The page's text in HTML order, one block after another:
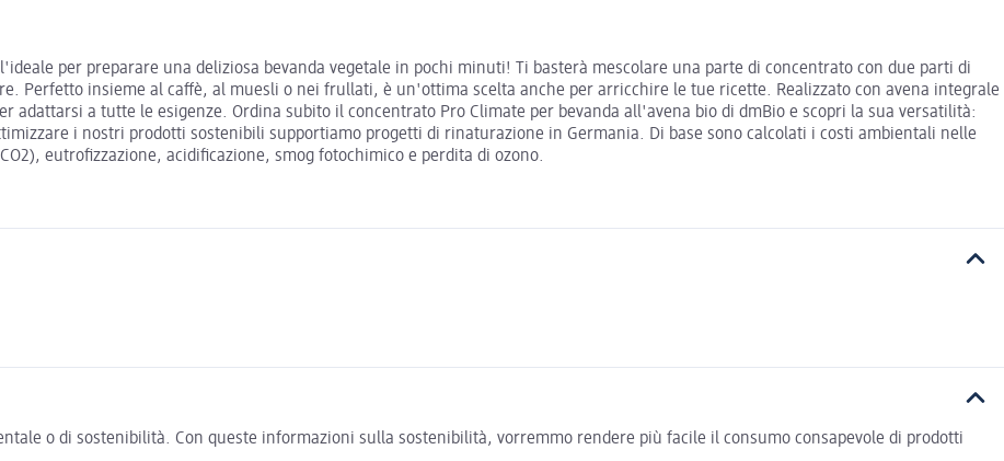
per preparare una deliziosa bevanda vegetale in pochi minuti! Ti basterà mescolare una parte di concentrato con due parti di
Perfetto insieme al caffè, al muesli o nei frullati, è un'ottima scelta anche per arricchire le tue ricette. Realizzato con avena integrale
adattarsi a tutte le esigenze. Ordina subito il concentrato Pro Climate per bevanda all'avena bio di dmBio e scopri la sua versatilità:
i nostri prodotti sostenibili supportiamo progetti di rinaturazione in Germania. Di base sono calcolati i costi ambientali nelle
eutrofizzazione, acidificazione, smog fotochimico e perdita di ozono.
o di sostenibilità. Con queste informazioni sulla sostenibilità, vorremmo rendere più facile il consumo consapevole di prodotti